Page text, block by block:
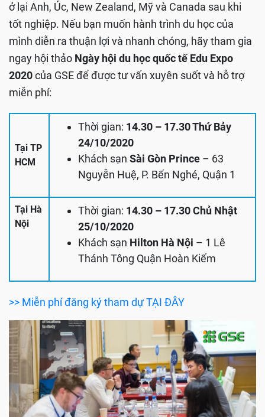
ở lại Anh, Úc, New Zealand, Mỹ và Canada sau khi
tốt nghiệp. Nếu bạn muốn hành trình du học của
mình diễn ra thuận lợi và nhanh chóng, hãy tham gia
ngay hội thảo Ngày hội du học quốc tế Edu Expo
2020của GSE để được tư vấn xuyên suốt và hỗ trợ
miễn phí:
Tại TP
HCM
Thời gian: 14.30 – 17.30 Thứ Bảy
24/10/2020
Khách sạn Sài Gòn Prince – 63
Nguyễn Huệ, P. Bến Nghé, Quận 1
Tại Hà
Nội
Thời gian: 14.30 – 17.30 Chủ Nhật
25/10/2020
Khách sạn Hilton Hà Nội – 1 Lê
Thánh Tông Quận Hoàn Kiếm
>> Miễn phí đăng ký tham dự TẠI ĐÂY